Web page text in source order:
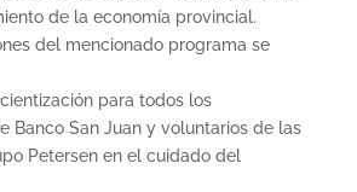
de la economía provincial.
del mencionado programa se
para todos los
Banco San Juan y voluntarios de las
Petersen en el cuidado del